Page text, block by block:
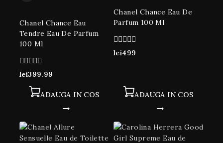
Chanel Chance Eau
Tendre Eau De Parfum
100 Ml
0
lei399.99
ADAUGA IN COS
Chanel Chance Eau De
Parfum 100 Ml
0
lei499
ADAUGA IN COS